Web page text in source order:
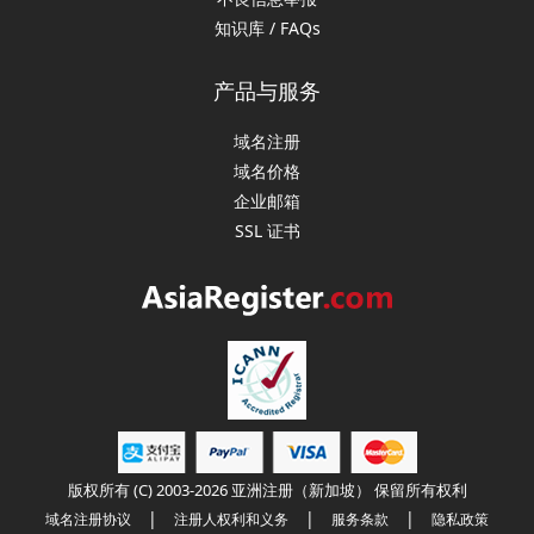
知识库 / FAQs
产品与服务
域名注册
域名价格
企业邮箱
SSL 证书
版权所有 (C) 2003-2026 亚洲注册（新加坡） 保留所有权利
域名注册协议 | 注册人权利和义务 | 服务条款 | 隐私政策